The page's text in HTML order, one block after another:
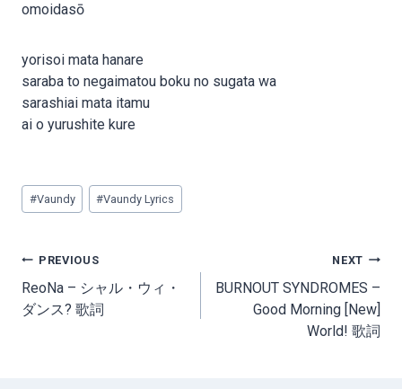
omoidasō
yorisoi mata hanare
saraba to negaimatou boku no sugata wa
sarashiai mata itamu
ai o yurushite kure
Post
Tags:
#Vaundy #Vaundy Lyrics
Post
navigation
PREVIOUS
ReoNa – シャル・ウィ・
ダンス? 歌詞
NEXT
BURNOUT SYNDROMES –
Good Morning [New]
World! 歌詞